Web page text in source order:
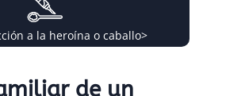
a la heroína o caballo>
de un